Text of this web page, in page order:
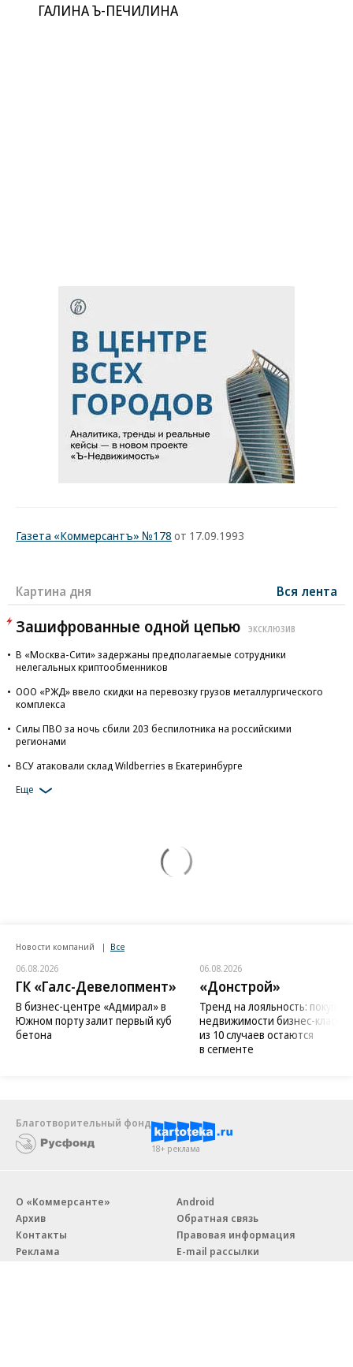
ГАЛИНА Ъ-ПЕЧИЛИНА
Газета «Коммерсантъ» №178 от 17.09.1993
Картина дня Вся лента
Зашифрованные одной цепью ЭКСКЛЮЗИВ
В «Москва-Сити» задержаны предполагаемые сотрудники
нелегальных криптообменников
ООО «РЖД» ввело скидки на перевозку грузов металлургического
комплекса
Силы ПВО за ночь сбили 203 беспилотника на российскими
регионами
ВСУ атаковали склад Wildberries в Екатеринбурге
Еще
Новости компаний Все
06.08.2026
ГК «Галс-Девелопмент»
В бизнес-центре «Адмирал» в
Южном порту залит первый куб
бетона
06.08.2026
«Донстрой»
Тренд на лояльность:
недвижимости бизнес-класса
из 10 случаев остаются
в сегменте
Благотворительный фонд
18+ реклама
О «Коммерсанте»
Архив
Контакты
Реклама
Android
Обратная связь
Правовая информация
E-mail рассылки